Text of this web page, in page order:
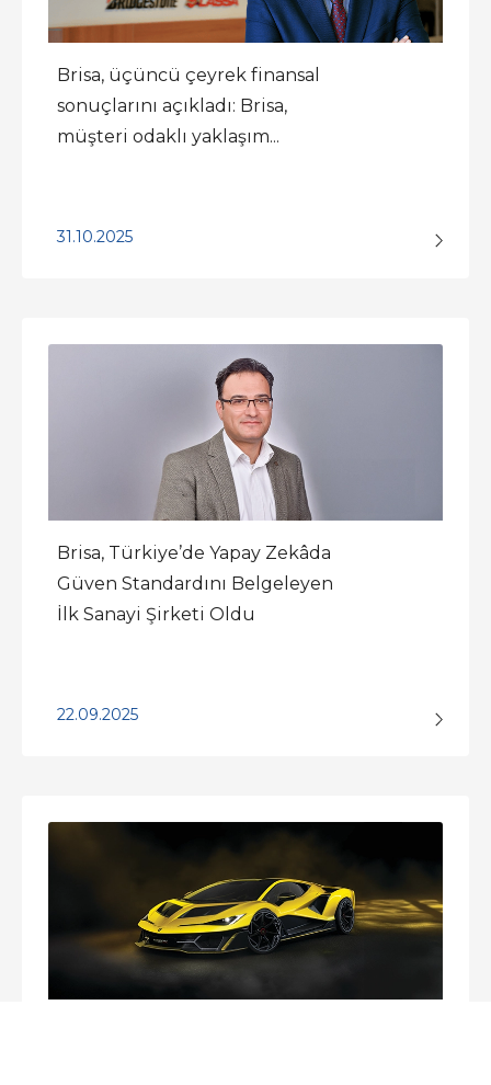
Brisa, üçüncü çeyrek finansal
sonuçlarını açıkladı: Brisa,
müşteri odaklı yaklaşım...
31.10.2025
Brisa, Türkiye’de Yapay Zekâda
Güven Standardını Belgeleyen
İlk Sanayi Şirketi Oldu
22.09.2025